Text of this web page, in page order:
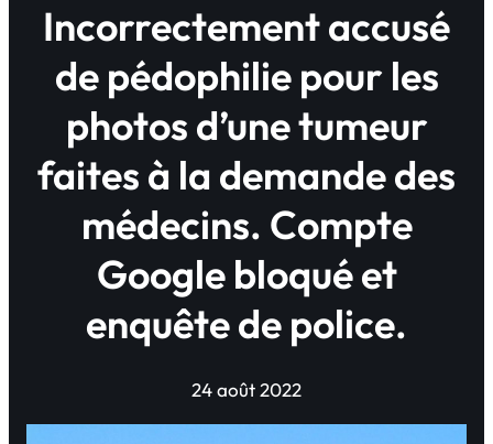
Incorrectement accusé
de pédophilie pour les
photos d’une tumeur
faites à la demande des
médecins. Compte
Google bloqué et
enquête de police.
24 août 2022